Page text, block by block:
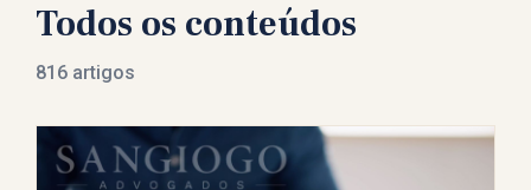
Todos os conteúdos
816 artigos